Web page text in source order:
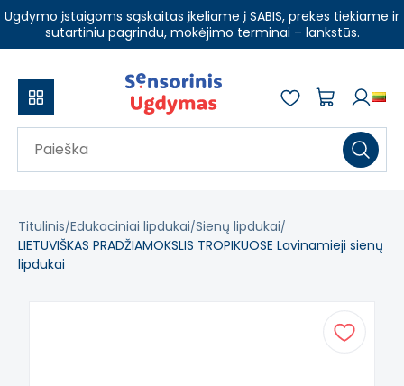
Ugdymo įstaigoms sąskaitas įkeliame į SABIS, prekes tiekiame ir
sutartiniu pagrindu, mokėjimo terminai – lankstūs.
Titulinis Edukaciniai lipdukai Sienų lipdukai
LIETUVIŠKAS PRADŽIAMOKSLIS TROPIKUOSE Lavinamieji sienų
lipdukai